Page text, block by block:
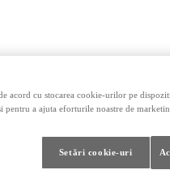
acord cu stocarea cookie-urilor pe
a ajuta eforturile noastre de
Setări cookie-uri